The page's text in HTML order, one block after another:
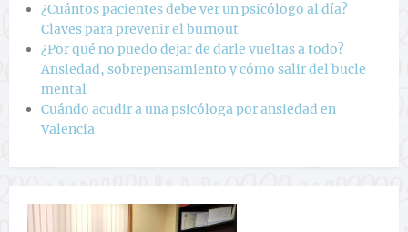
¿Cuántos pacientes debe ver un psicólogo al día?
Claves para prevenir el burnout
¿Por qué no puedo dejar de darle vueltas a todo?
Ansiedad, sobrepensamiento y cómo salir del bucle
mental
Cuándo acudir a una psicóloga por ansiedad en
Valencia